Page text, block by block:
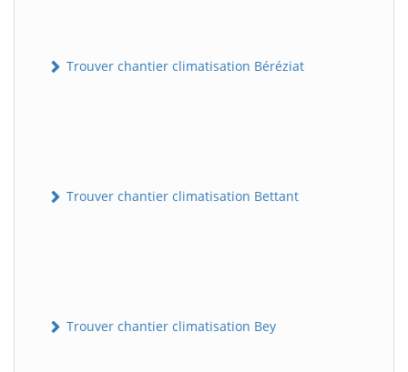
Trouver chantier climatisation Béréziat
Trouver chantier climatisation Bettant
Trouver chantier climatisation Bey